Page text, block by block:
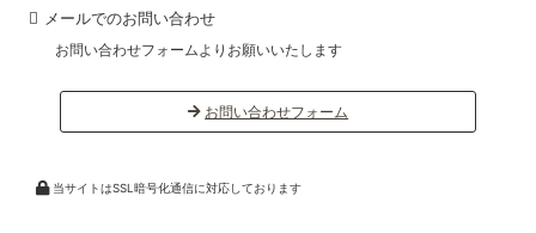
メールでのお問い合わせ
お問い合わせフォームよりお願いいたします
お問い合わせフォーム
当サイトはSSL暗号化通信に対応しております